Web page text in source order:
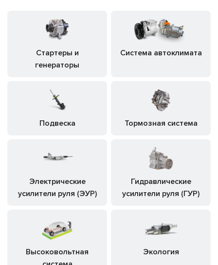
Стартеры и
генераторы
Система автоклимата
Подвеска Тормозная система
Электрические
усилители руля (ЭУР)
Гидравлические
усилители руля (ГУР)
Высоковольтная
Экология